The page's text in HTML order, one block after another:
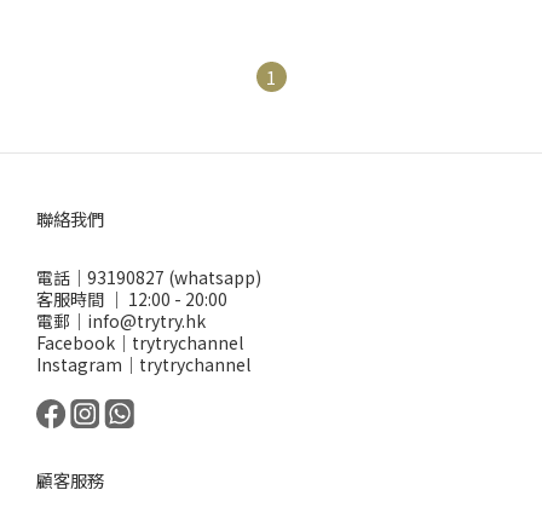
1
聯絡我們
電話｜93190827 (whatsapp)
客服時間 ｜ 12:00 - 20:00
電郵｜info@trytry.hk
Facebook｜trytrychannel
Instagram｜trytrychannel
顧客服務